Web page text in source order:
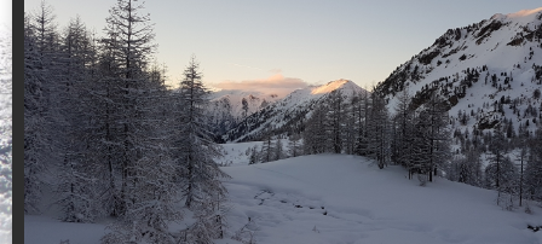
Aujourd'hui : T° Min :°CT° Max :°C |
Suivez en direct l'actualité des stations